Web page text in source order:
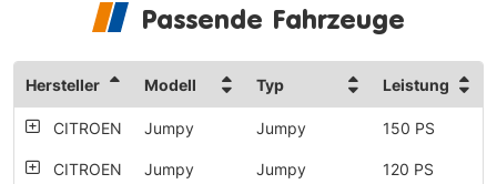
Passende Fahrzeuge
Hersteller Modell Typ Leistung
CITROEN Jumpy Jumpy 150 PS
CITROEN Jumpy Jumpy 120 PS